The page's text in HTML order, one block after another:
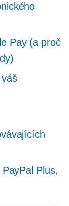
Pay (a proč
Plus,